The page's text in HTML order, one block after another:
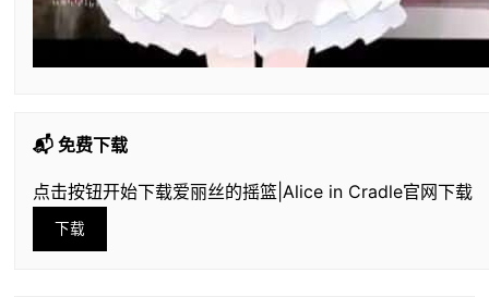
📬 免费下载
点击按钮开始下载爱丽丝的摇篮|Alice in Cradle官网下载
下载